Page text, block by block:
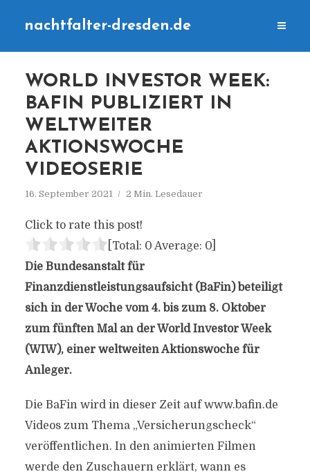
nachtfalter-dresden.de
WORLD INVESTOR WEEK:
BAFIN PUBLIZIERT IN
WELTWEITER
AKTIONSWOCHE
VIDEOSERIE
16. September 2021 2 Min. Lesedauer
Click to rate this post!
[Total: 0 Average: 0]
Die Bundesanstalt für
Finanzdienstleistungsaufsicht (BaFin) beteiligt
sich in der Woche vom 4. bis zum 8. Oktober
zum fünften Mal an der World Investor Week
(WIW), einer weltweiten Aktionswoche für
Anleger.
Die BaFin wird in dieser Zeit auf www.bafin.de
Videos zum Thema „Versicherungscheck“
veröffentlichen. In den animierten Filmen
werde den Zuschauern erklärt, wann es